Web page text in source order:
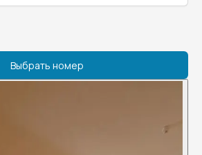
Выбрать номер